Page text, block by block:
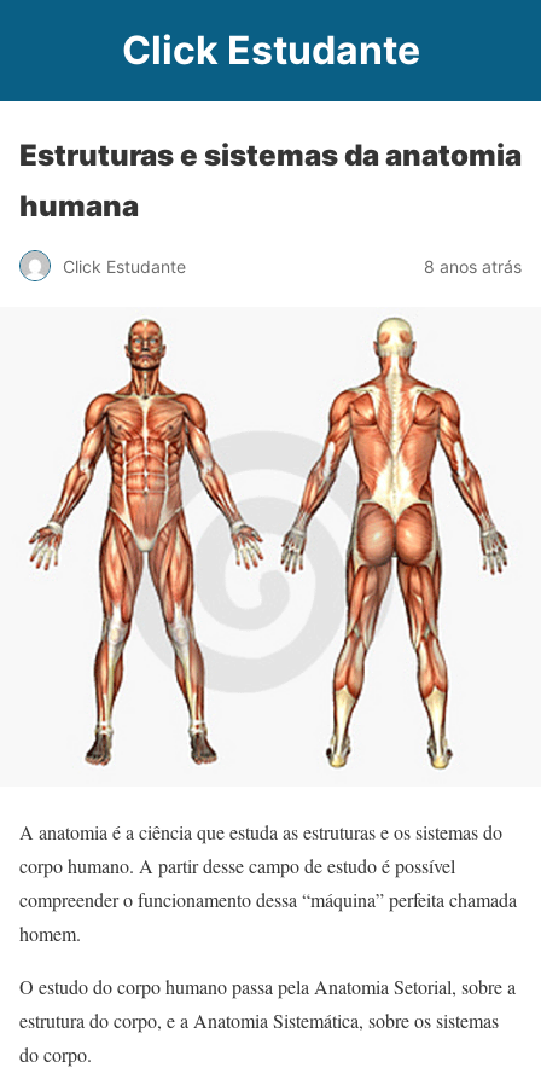
Click Estudante
Estruturas e sistemas da anatomia
humana
Click Estudante 8 anos atrás
A anatomia é a ciência que estuda as estruturas e os sistemas do
corpo humano. A partir desse campo de estudo é possível
compreender o funcionamento dessa “máquina” perfeita chamada
homem.
O estudo do corpo humano passa pela Anatomia Setorial, sobre a
estrutura do corpo, e a Anatomia Sistemática, sobre os sistemas
do corpo.